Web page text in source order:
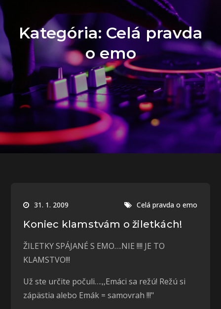
Kategória: Celá pravda
o emo
31. 1. 2009 Celá pravda o emo
Koniec klamstvám o žiletkách!
ŽILETKY SPÁJANÉ S EMO….NIE !!!! JE TO
KLAMSTVO!!!
Už ste určite počuli….,,Emáci sa režú! Režú si
zápästia alebo Emák = samovrah !!!"